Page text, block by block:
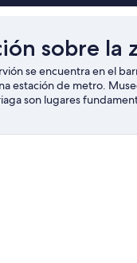
sobre la
se encuentra en el
estación de metro.
son lugares
en esta región, donde
un evento especial?